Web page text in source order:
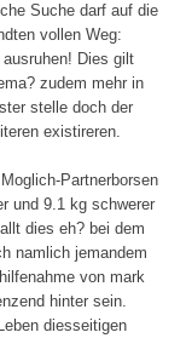
Suche darf auf die
vollen Weg:
Dies gilt
zudem mehr in
stelle doch der
existireren.
Partnerborsen
und 9.1 kg schwerer
dies eh? bei dem
namlich jemandem
von mark
hinter sein.
diesseitigen